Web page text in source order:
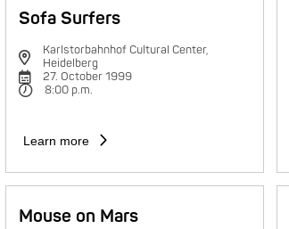
Sofa Surfers
Karlstorbahnhof Cultural Center,
Heidelberg
27. October 1999
8:00 p.m.
Learn more
Mouse on Mars